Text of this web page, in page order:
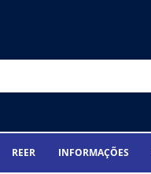
REER INFORMAÇÕES